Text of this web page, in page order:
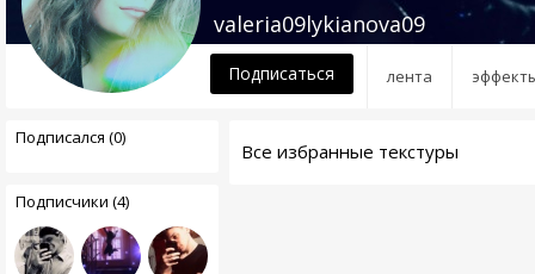
лента
valeria09lykianova09
Подписаться
Подписался (0)
Подписчики (4)
Все избранные текстуры